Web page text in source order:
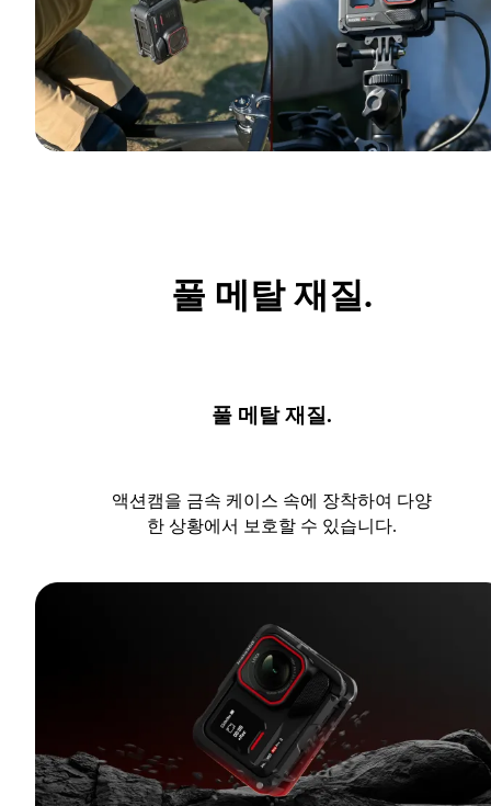
풀 메탈 재질.
풀 메탈 재질.
액션캠을 금속 케이스 속에 장착하여 다양
한 상황에서 보호할 수 있습니다.